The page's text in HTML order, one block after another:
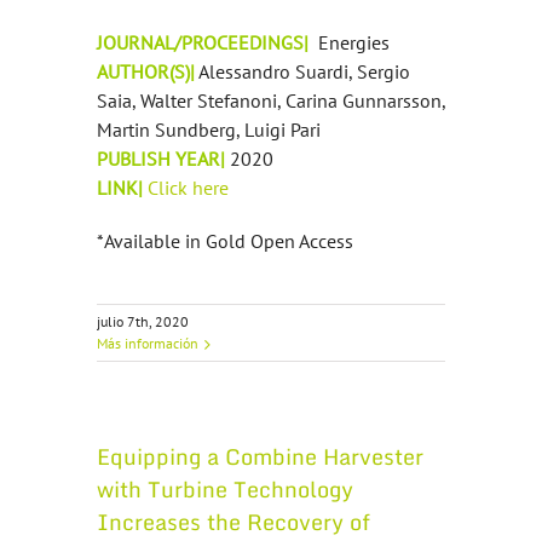
JOURNAL/PROCEEDINGS| Energies
AUTHOR(S)|Alessandro Suardi, Sergio
Saia, Walter Stefanoni, Carina Gunnarsson,
Martin Sundberg, Luigi Pari
PUBLISH YEAR| 2020
LINK| Click here
*Available in Gold Open Access
julio 7th, 2020
Más información
Equipping a Combine Harvester
with Turbine Technology
Increases the Recovery of